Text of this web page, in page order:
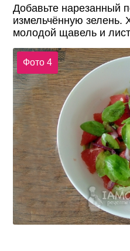
Добавьте нарезанный
измельчённую зелень.
молодой щавель и
Фото 4